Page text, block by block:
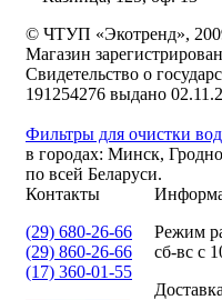
© ЧТУП «Экотренд»,
Магазин
Свидетельство о
191254276 выдано
Фильтры для очистки
в городах: Минск,
по всей Беларуси.
Контакты
(29) 680-26-66
(29) 860-26-66
(17) 360-01-55
Режим
сб-вс с